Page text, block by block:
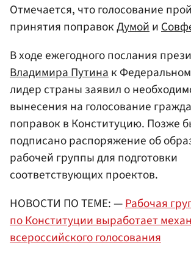
Отмечается, что голосование
принятия поправокДумойи
В ходе ежегодного послания
Владимира Путинак
лидер страны заявил о
вынесения на голосование
поправок в Конституцию. Позже
подписано распоряжение об
рабочей группы для подготовки
соответствующих проектов.
НОВОСТИ ПО ТЕМЕ: —Рабочая
по Конституции выработает
всероссийского голосования